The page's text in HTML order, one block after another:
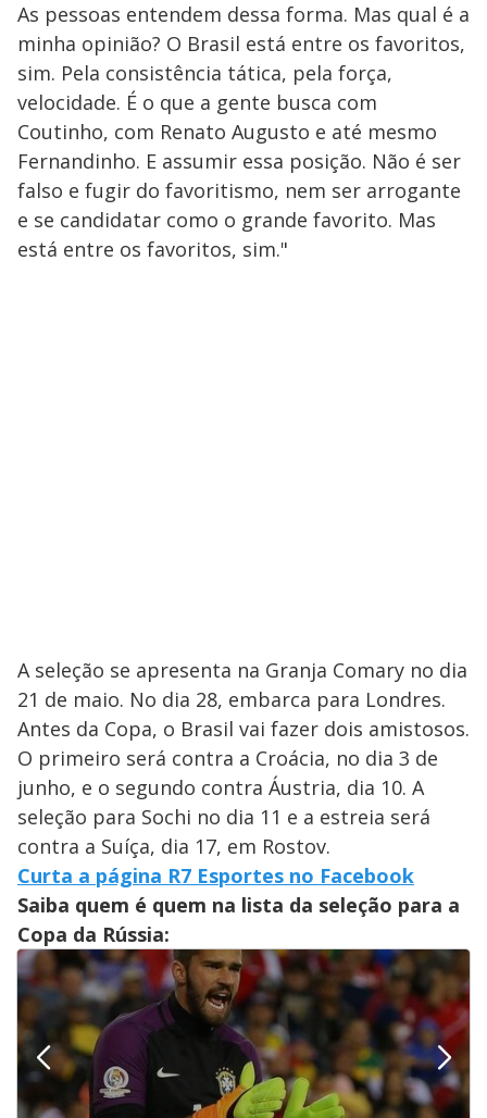
As pessoas entendem dessa forma. Mas qual é a
minha opinião? O Brasil está entre os favoritos,
sim. Pela consistência tática, pela força,
velocidade. É o que a gente busca com
Coutinho, com Renato Augusto e até mesmo
Fernandinho. E assumir essa posição. Não é ser
falso e fugir do favoritismo, nem ser arrogante
e se candidatar como o grande favorito. Mas
está entre os favoritos, sim."
A seleção se apresenta na Granja Comary no dia
21 de maio. No dia 28, embarca para Londres.
Antes da Copa, o Brasil vai fazer dois amistosos.
O primeiro será contra a Croácia, no dia 3 de
junho, e o segundo contra Áustria, dia 10. A
seleção para Sochi no dia 11 e a estreia será
contra a Suíça, dia 17, em Rostov.
Curta a página R7 Esportes no Facebook
Saiba quem é quem na lista da seleção para a
Copa da Rússia: